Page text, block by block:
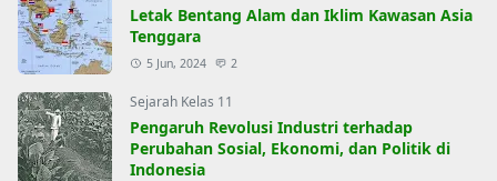
Letak Bentang Alam dan Iklim Kawasan Asia
Tenggara
5 Jun, 2024 2
Sejarah Kelas 11
Pengaruh Revolusi Industri terhadap
Perubahan Sosial, Ekonomi, dan Politik di
Indonesia